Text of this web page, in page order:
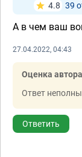
4.8 39
А в чем ваш
27.04.2022, 04:43
Оценка
Ответ
Ответить